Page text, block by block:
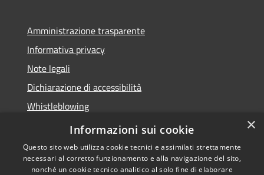
Amministrazione trasparente
Informativa privacy
Note legali
Dichiarazione di accessibilità
Whistleblowing
Piano di miglioramento dei servizi
×
Informazioni sui cookie
Questo sito web utilizza cookie tecnici e assimilati strettamente
necessari al corretto funzionamento e alla navigazione del sito,
nonché un cookie tecnico analitico al solo fine di elaborare